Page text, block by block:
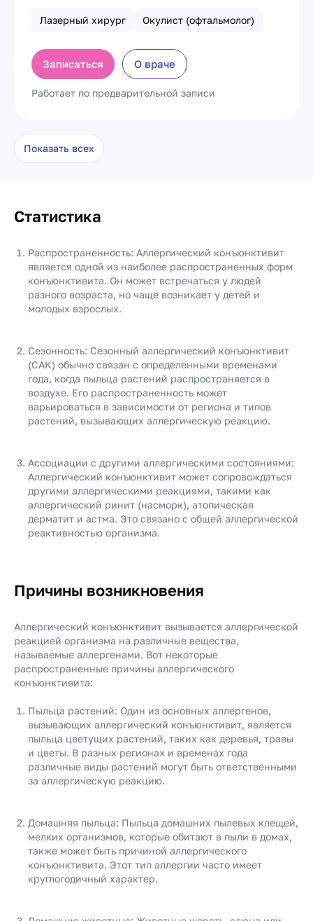
Лазерный хирург Окулист (офтальмолог)
Записаться О враче
Работает по предварительной записи
Показать всех
Статистика
Распространенность: Аллергический конъюнктивит
является одной из наиболее распространенных форм
конъюнктивита. Он может встречаться у людей
разного возраста, но чаще возникает у детей и
молодых взрослых.
Сезонность: Сезонный аллергический конъюнктивит
(САК) обычно связан с определенными временами
года, когда пыльца растений распространяется в
воздухе. Его распространенность может
варьироваться в зависимости от региона и типов
растений, вызывающих аллергическую реакцию.
Ассоциации с другими аллергическими состояниями:
Аллергический конъюнктивит может сопровождаться
другими аллергическими реакциями, такими как
аллергический ринит (насморк), атопическая
дерматит и астма. Это связано с общей аллергической
реактивностью организма.
Причины возникновения
Аллергический конъюнктивит вызывается аллергической
реакцией организма на различные вещества,
называемые аллергенами. Вот некоторые
распространенные причины аллергического
конъюнктивита:
Пыльца растений: Один из основных аллергенов,
вызывающих аллергический конъюнктивит, является
пыльца цветущих растений, таких как деревья, травы
и цветы. В разных регионах и временах года
различные виды растений могут быть ответственными
за аллергическую реакцию.
Домашняя пыльца: Пыльца домашних пылевых клещей,
мелких организмов, которые обитают в пыли в домах,
также может быть причиной аллергического
конъюнктивита. Этот тип аллергии часто имеет
круглогодичный характер.